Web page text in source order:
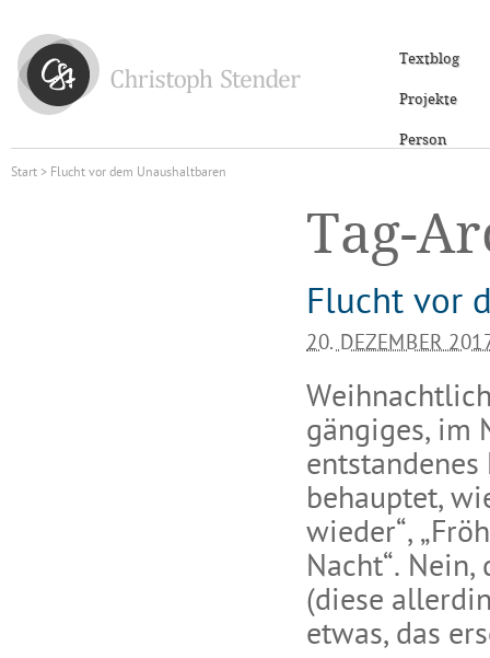
Textblog
Projekte
Person
Start> Flucht vor dem Unaushaltbaren
Tag-
Flucht vor
20. DEZEMBER
gängiges, im
behauptet,
wieder“,
Nacht“.
(diese
etwas, das